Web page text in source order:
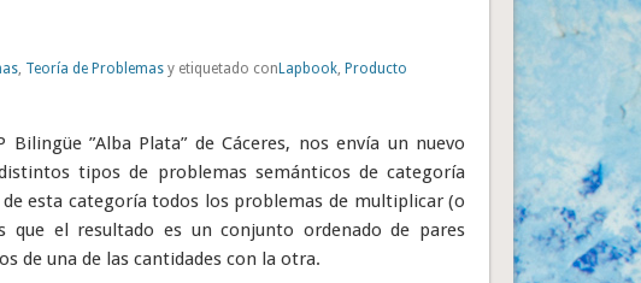
, Teoría de Problemas y etiquetado conLapbook,Producto
”Alba Plata” de Cáceres, nos envía un nuevo
tipos de problemas semánticos de categoría
esta categoría todos los problemas de multiplicar (o
que el resultado es un conjunto ordenado de pares
de una de las cantidades con la otra.